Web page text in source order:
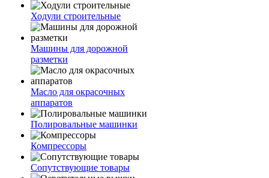
Ходули строительные
Машины для дорожной
разметки
Масло для окрасочных
аппаратов
Полировальные машинки
Компрессоры
Сопутствующие товары